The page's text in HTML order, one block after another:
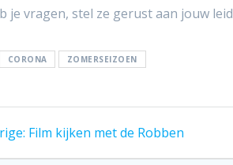
je vragen, stel ze gerust aan jouw
CORONA ZOMERSEIZOEN
Vorig
Film kijken met de Robben